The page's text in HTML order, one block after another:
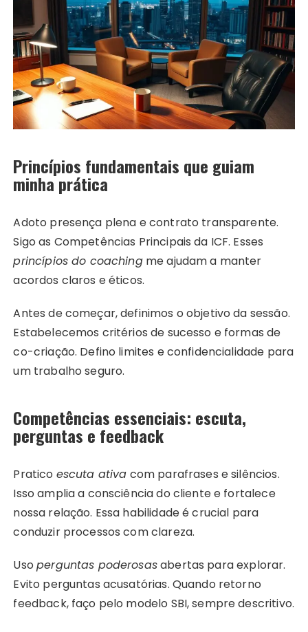
Princípios fundamentais que guiam
minha prática
Adoto presença plena e contrato transparente.
Sigo as Competências Principais da ICF. Esses
princípios do coachingme ajudam a manter
acordos claros e éticos.
Antes de começar, definimos o objetivo da sessão.
Estabelecemos critérios de sucesso e formas de
co-criação. Defino limites e confidencialidade para
um trabalho seguro.
Competências essenciais: escuta,
perguntas e feedback
Pratico escuta ativa com parafrases e silêncios.
Isso amplia a consciência do cliente e fortalece
nossa relação. Essa habilidade é crucial para
conduzir processos com clareza.
Usoperguntas poderosasabertas para explorar.
Evito perguntas acusatórias. Quando retorno
feedback, faço pelo modelo SBI, sempre descritivo.